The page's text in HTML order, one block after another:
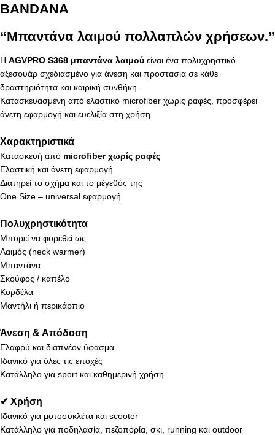
BANDANA
“Μπαντάνα λαιμού πολλαπλών χρήσεων.”
Η AGVPRO S368 μπαντάνα λαιμού είναι ένα πολυχρηστικό
αξεσουάρ σχεδιασμένο για άνεση και προστασία σε κάθε
δραστηριότητα και καιρική συνθήκη.
Κατασκευασμένη από ελαστικό microfiber χωρίς ραφές, προσφέρει
άνετη εφαρμογή και ευελιξία στη χρήση.
Χαρακτηριστικά
Κατασκευή από microfiber χωρίς ραφές
Ελαστική και άνετη εφαρμογή
Διατηρεί το σχήμα και το μέγεθός της
One Size – universal εφαρμογή
Πολυχρηστικότητα
Μπορεί να φορεθεί ως:
Λαιμός (neck warmer)
Μπαντάνα
Σκούφος / καπέλο
Κορδέλα
Μαντήλι ή περικάρπιο
Άνεση & Απόδοση
Ελαφρύ και διαπνέον ύφασμα
Ιδανικό για όλες τις εποχές
Κατάλληλο για sport και καθημερινή χρήση
✔ Χρήση
Ιδανικό για μοτοσυκλέτα και scooter
Κατάλληλο για ποδηλασία, πεζοπορία, σκι, running και outdoor